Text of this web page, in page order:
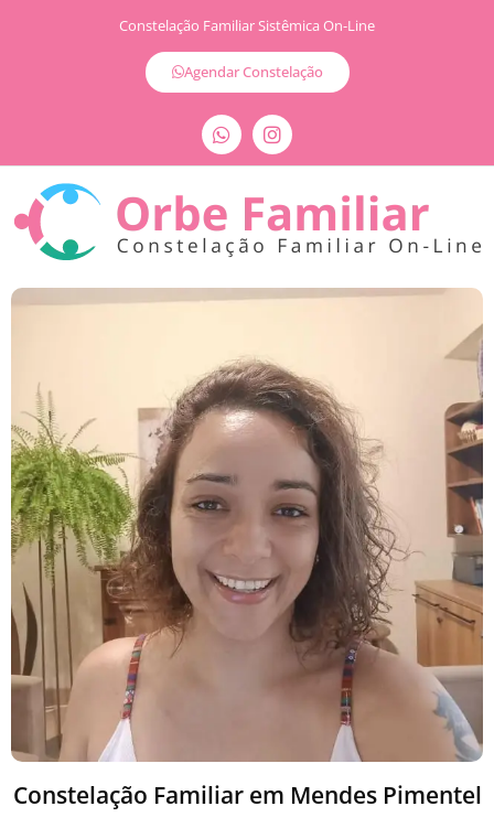
Constelação Familiar Sistêmica On-Line
Agendar Constelação
Constelação Familiar em Mendes Pimentel